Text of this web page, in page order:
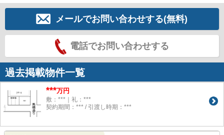
メールでお問い合わせする(無料)
電話でお問い合わせする
過去掲載物件一覧
***万円
敷：***｜礼：***
契約期間：*** / 引渡し時期：***